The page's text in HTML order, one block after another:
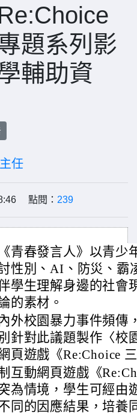
題系列影
輔助資
任
點閱： 239
青春發言人》以青少
性別、AI、防災、霸
學生理解身邊的社會
的素材。
外校園暴力事件頻傳
針對此議題製作〈校
頁遊戲《Re:Choice
互動網頁遊戲《
為情境，學生可經由
同的因應結果，培養